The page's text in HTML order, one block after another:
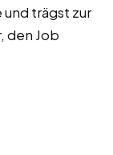
trägst zur
den Job